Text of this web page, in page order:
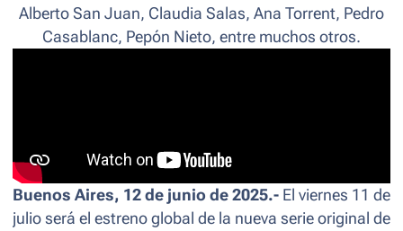
Alberto San Juan, Claudia Salas, Ana Torrent, Pedro
Casablanc, Pepón Nieto, entre muchos otros.
Buenos Aires, 12 de junio de 2025.- El viernes 11 de
julio será el estreno global de la nueva serie original de